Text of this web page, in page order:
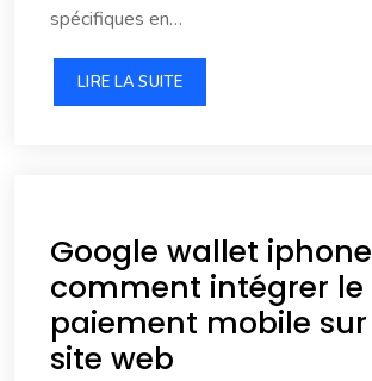
spécifiques en…
LIRE LA SUITE
Google wallet
comment intégrer le
paiement mobile
site web